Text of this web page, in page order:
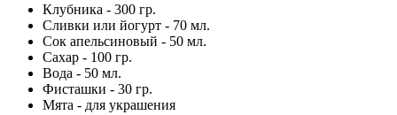
Клубника - 300 гр.
Сливки или йогурт - 70 мл.
Сок апельсиновый - 50 мл.
Сахар - 100 гр.
Вода - 50 мл.
Фисташки - 30 гр.
Мята - для украшения